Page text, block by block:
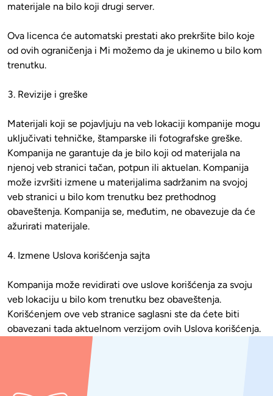
materijale na bilo koji drugi server.
Ova licenca će automatski prestati ako prekršite bilo koje
od ovih ograničenja i Mi možemo da je ukinemo u bilo kom
trenutku.
3. Revizije i greške
Materijali koji se pojavljuju na veb lokaciji kompanije mogu
uključivati tehničke, štamparske ili fotografske greške.
Kompanija ne garantuje da je bilo koji od materijala na
njenoj veb stranici tačan, potpun ili aktuelan. Kompanija
može izvršiti izmene u materijalima sadržanim na svojoj
veb stranici u bilo kom trenutku bez prethodnog
obaveštenja. Kompanija se, međutim, ne obavezuje da će
ažurirati materijale.
4. Izmene Uslova korišćenja sajta
Kompanija može revidirati ove uslove korišćenja za svoju
veb lokaciju u bilo kom trenutku bez obaveštenja.
Korišćenjem ove veb stranice saglasni ste da ćete biti
obavezani tada aktuelnom verzijom ovih Uslova korišćenja.